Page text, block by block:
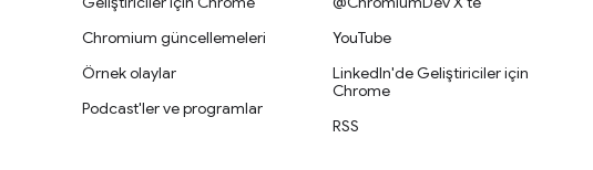
Chromium güncellemeleri
Örnek olaylar
Podcast'ler ve programlar
YouTube
LinkedIn'de Geliştiriciler için
Chrome
RSS